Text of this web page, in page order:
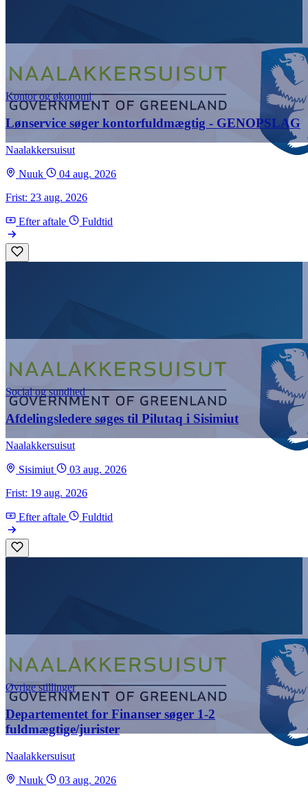
Kontor og økonomi
Lønservice søger kontorfuldmægtig - GENOPSLAG
Naalakkersuisut
Nuuk
04 aug. 2026
Frist: 23 aug. 2026
Efter aftale Fuldtid
Social og sundhed
Afdelingsledere søges til Pilutaq i Sisimiut
Naalakkersuisut
Sisimiut
03 aug. 2026
Frist: 19 aug. 2026
Efter aftale Fuldtid
Øvrige stillinger
Departementet for Finanser søger 1-2
fuldmægtige/jurister
Naalakkersuisut
Nuuk
03 aug. 2026